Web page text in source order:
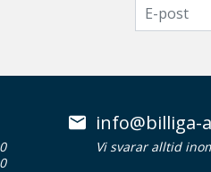
info@billiga-
Vi svarar alltid